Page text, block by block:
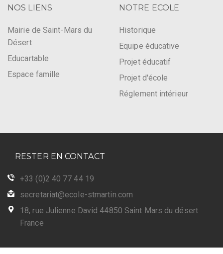
NOS LIENS
Mairie de Saint-Mars du
Désert
Educartable
Espace famille
NOTRE ECOLE
Historique
Equipe éducative
Projet éducatif
Projet d'école
Réglement intérieur
RESTER EN CONTACT
+33 (0)2 40 77 44 19
secretariat@ecole-stmartin.com
18, rue Julienne David 44850 Saint Mars du désert
France